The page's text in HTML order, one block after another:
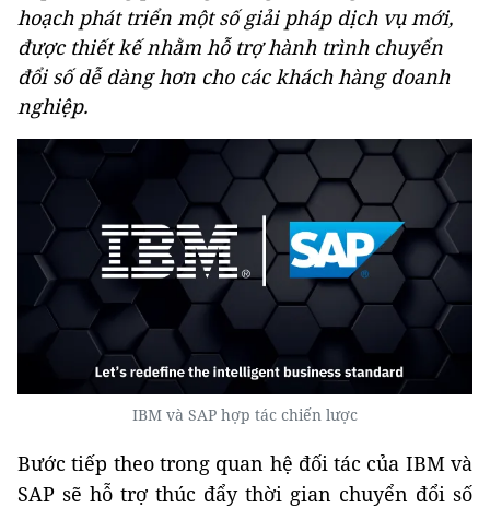
hoạch phát triển một số giải pháp dịch vụ mới,
được thiết kế nhằm hỗ trợ hành trình chuyển
đổi số dễ dàng hơn cho các khách hàng doanh
nghiệp.
IBM và SAP hợp tác chiến lược
Bước tiếp theo trong quan hệ đối tác của IBM và
SAP sẽ hỗ trợ thúc đẩy thời gian chuyển đổi số